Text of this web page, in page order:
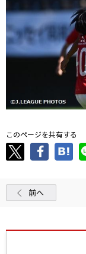
このページを共有する
前へ